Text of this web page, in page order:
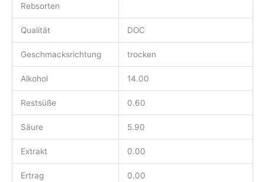
Rebsorten
Qualität DOC
Geschmacksrichtung trocken
Alkohol 14.00
Restsüße 0.60
Säure 5.90
Extrakt 0.00
Ertrag 0.00